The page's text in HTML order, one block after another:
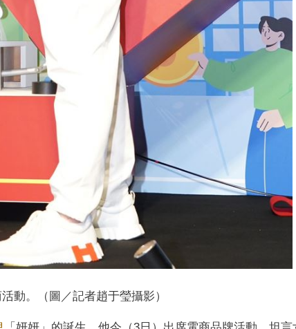
動。（圖／記者趙于瑩攝影）